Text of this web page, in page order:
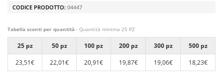
CODICE PRODOTTO: 04447
Tabella sconti per quantità - Quantità minima 25 PZ
25 pz 50 pz 100 pz 200 pz 300 pz
500 pz
23,51€
22,01€ 20,91€ 19,87€ 19,06€ 18,23€